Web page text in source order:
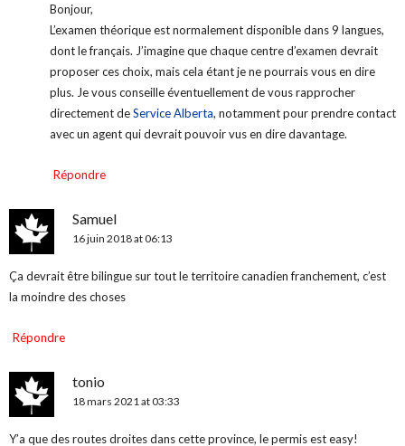
Bonjour,
L’examen théorique est normalement disponible dans 9 langues,
dont le français. J’imagine que chaque centre d’examen devrait
proposer ces choix, mais cela étant je ne pourrais vous en dire
plus. Je vous conseille éventuellement de vous rapprocher
directement deService Alberta, notamment pour prendre contact
avec un agent qui devrait pouvoir vus en dire davantage.
Répondre
Samuel
16 juin 2018 at 06:13
Ça devrait être bilingue sur tout le territoire canadien franchement, c’est
la moindre des choses
Répondre
tonio
18 mars 2021 at 03:33
Y’a que des routes droites dans cette province, le permis est easy!